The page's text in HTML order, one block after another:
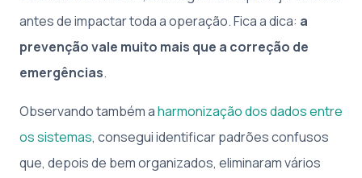
antes de impactar toda a operação. Fica a dica: a
prevenção vale muito mais que a correção de
emergências.
Observando também aharmonização dos dados entre
os sistemas, consegui identificar padrões confusos
que, depois de bem organizados, eliminaram vários